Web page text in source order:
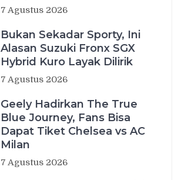
7 Agustus 2026
Bukan Sekadar Sporty, Ini
Alasan Suzuki Fronx SGX
Hybrid Kuro Layak Dilirik
7 Agustus 2026
Geely Hadirkan The True
Blue Journey, Fans Bisa
Dapat Tiket Chelsea vs AC
Milan
7 Agustus 2026